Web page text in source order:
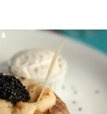
volet et des
?